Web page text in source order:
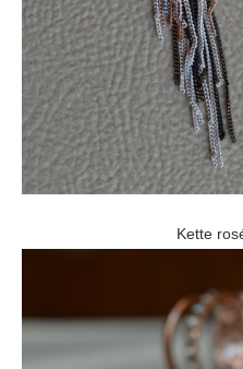
Kette